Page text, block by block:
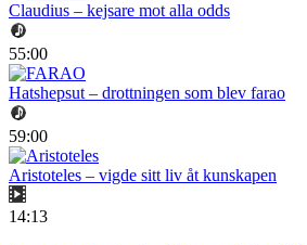
Claudius – kejsare mot alla odds
55:00
Hatshepsut – drottningen som blev farao
59:00
Aristoteles – vigde sitt liv åt kunskapen
14:13